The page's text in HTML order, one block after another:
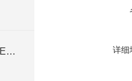
电机运行中技术维护措施概述EOCR继电器 详细